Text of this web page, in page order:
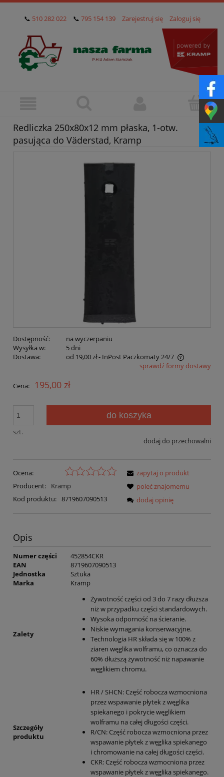
📞 510 282 022 📞 795 154 139 Zarejestruj się Zaloguj się
Redliczka 250x80x12 mm płaska, 1-otw.
pasująca do Väderstad, Kramp
Dostępność:
na wyczerpaniu
Wysyłka w:
5 dni
Dostawa:
od 19,00 zł- InPost Paczkomaty 24/7
Cena nie zawiera ewentualnych kosztów płatnościsprawdź formy dostawy
Cena: 195,00 zł
szt.
do koszyka
dodaj do przechowalni
Ocena:
Producent:
Kramp
Kod produktu: 8719607090513
zapytaj o produkt
poleć znajomemu
dodaj opinię
Opis
Numer części
452854CKR
EAN
8719607090513
Jednostka
Sztuka
Marka
Kramp
Zalety
Żywotność części od 3 do 7 razy dłuższa
niż w przypadku części standardowych.
Wysoka odporność na ścieranie.
Niskie wymagania konserwacyjne.
Technologia HR składa się w 100% z
ziaren węglika wolframu, co oznacza do
60% dłuższą żywotność niż napawanie
węglikiem chromu.
Szczegóły
produktu
HR / SHCN: Część robocza wzmocniona
przez wspawanie płytek z węglika
spiekanego i pokrycie węglikiem
wolframu na całej długości części.
R/CN: Część robocza wzmocniona przez
wspawanie płytek z węglika spiekanego
i chromowanie na całej długości części.
CKR: Część robocza wzmocniona przez
wspawanie płytek z węglika spiekanego.